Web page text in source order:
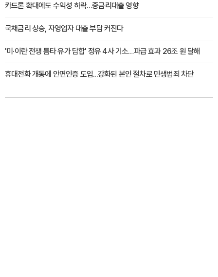
카드론 확대에도 수익성 하락…중금리대출 영향
국채금리 상승, 자영업자 대출 부담 커진다
'미·이란 전쟁 틈타 유가 담합' 정유 4사 기소…파급 효과 26조 원 달해
휴대전화 개통에 안면인증 도입...강화된 본인 절차로 민생범죄 차단